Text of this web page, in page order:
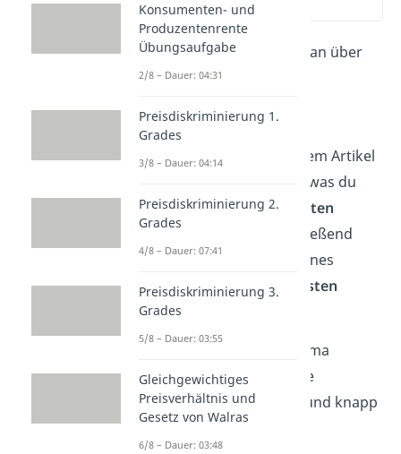
Grenzkosten
bildet man über
die Ableitung der
Grenzerlöse
über die
Erlösfunktion. In diesem Artikel
erklären wir dir alles, was du
zum ThemaGrenzkosten
wissen musst. Anschließend
werden wir anhand eines
Beispiels dieGrenzkosten
berechnen
zum Thema
Grenzkosten
fasst alle
wichtigen Infos kurz und knapp
zusammen.
Konsumenten- und
Produzentenrente
Übungsaufgabe
2/8 – Dauer: 04:31
Preisdiskriminierung 1.
Grades
3/8 – Dauer: 04:14
Preisdiskriminierung 2.
Grades
4/8 – Dauer: 07:41
Preisdiskriminierung 3.
Grades
5/8 – Dauer: 03:55
Gleichgewichtiges
Preisverhältnis und
Gesetz von Walras
6/8 – Dauer: 03:48